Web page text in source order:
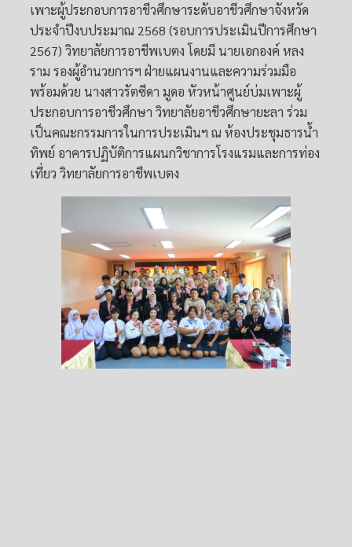
เพาะผู้ประกอบการอาชีวศึกษาระดับอาชีวศึกษาจังหวัด
ประจำปีงบประมาณ 2568 (รอบการประเมินปีการศึกษา
2567) วิทยาลัยการอาชีพเบตง โดยมี นายเอกองค์ หลง
ราม รองผู้อำนวยการฯ ฝ่ายแผนงานและความร่วมมือ
พร้อมด้วย นางสาวรัตซีดา มูดอ หัวหน้าศูนย์บ่มเพาะผู้
ประกอบการอาชีวศึกษา วิทยาลัยอาชีวศึกษายะลา ร่วม
เป็นคณะกรรมการในการประเมินฯ ณ ห้องประชุมธารน้ำ
ทิพย์ อาคารปฏิบัติการแผนกวิชาการโรงแรมและการท่อง
เที่ยว วิทยาลัยการอาชีพเบตง